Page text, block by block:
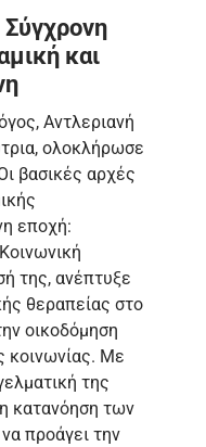
και
Αντλεριανή
ολοκλήρωσε
βασικές αρχές
εποχή:
της, ανέπτυξε
θεραπείας στο
οικοδόμηση
κοινωνίας. Με
της
κατανόηση των
προάγει την